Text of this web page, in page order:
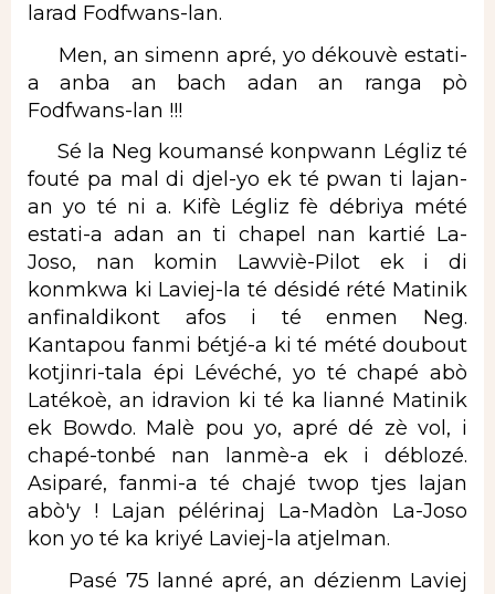
larad Fodfwans-lan.
Men, an simenn apré, yo dékouvè estati-
a anba an bach adan an ranga pò
Fodfwans-lan !!!
Sé la Neg koumansé konpwann Légliz té
fouté pa mal di djel-yo ek té pwan ti lajan-
an yo té ni a. Kifè Légliz fè débriya mété
estati-a adan an ti chapel nan kartié La-
Joso, nan komin Lawviè-Pilot ek i di
konmkwa ki Laviej-la té désidé rété Matinik
anfinaldikont afos i té enmen Neg.
Kantapou fanmi bétjé-a ki té mété doubout
kotjinri-tala épi Lévéché, yo té chapé abò
Latékoè, an idravion ki té ka lianné Matinik
ek Bowdo. Malè pou yo, apré dé zè vol, i
chapé-tonbé nan lanmè-a ek i déblozé.
Asiparé, fanmi-a té chajé twop tjes lajan
abò'y ! Lajan pélérinaj La-Madòn La-Joso
kon yo té ka kriyé Laviej-la atjelman.
Pasé 75 lanné apré, an dézienm Laviej